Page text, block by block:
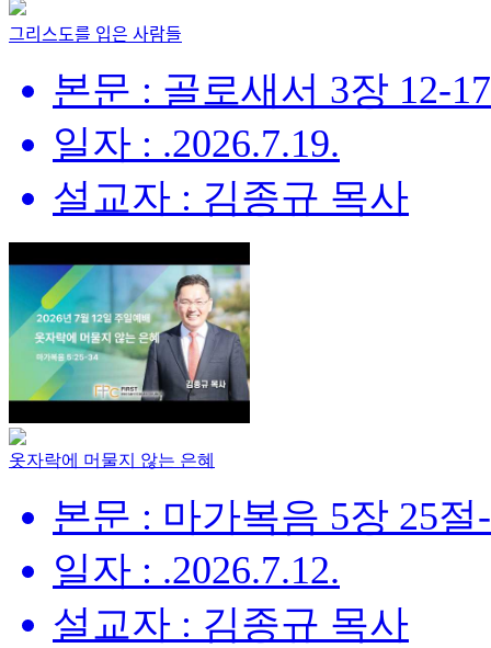
그리스도를 입은 사람들
본문 : 골로새서 3장 12-
일자 : .2026.7.19.
설교자 : 김종규 목사
옷자락에 머물지 않는 은혜
본문 : 마가복음 5장 25절
일자 : .2026.7.12.
설교자 : 김종규 목사